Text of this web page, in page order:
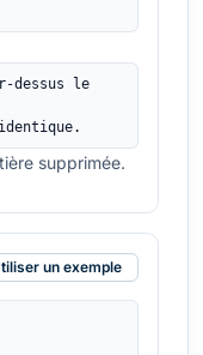
dessus le
supprimée.
un exemple